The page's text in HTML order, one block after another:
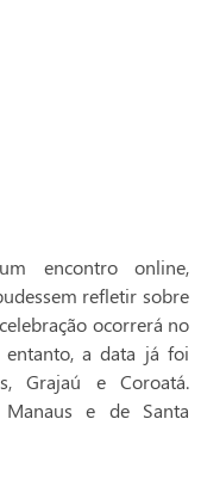
encontro online,
refletir sobre
ocorrerá no
a data já foi
Grajaú e Coroatá.
e de Santa